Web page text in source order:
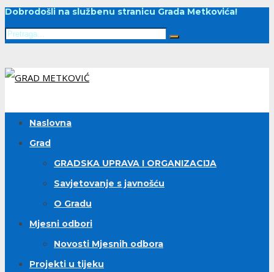
Dobrodošli na službenu stranicu Grada Metkovića!
Naslovna
Grad
GRADSKA UPRAVA I ORGANIZACIJA
Savjetovanje s javnošću
O Gradu
Mjesni odbori
Novosti Mjesnih odbora
Projekti u tijeku